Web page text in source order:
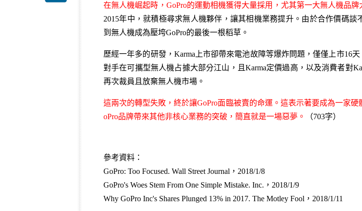
在無人機崛起時，GoPro的運動相機獲得大量採用，尤其第一大無人機品牌
2015年中，就積極尋求無人機夥伴，讓其相機業務提升。由於合作價碼談
到無人機成為壓垮GoPro的最後一根稻草。
歷經一年多的研發，Karma上市卻帶來電池故障等爆炸問題，僅僅上市16
對手在可攜型無人機占據大部分江山，且Karma定價過高，以及消費者對
再次裁員且放棄無人機市場。
這兩次的轉型失敗，終於讓GoPro面臨被賣的命運。這表示著要成為一家
oPro品牌帶來其他非核心業務的突破，簡直就是一場惡夢。
（703字）
參考資料：
GoPro: Too Focused. Wall Street Journal，2018/1/8
GoPro's Woes Stem From One Simple Mistake. Inc.，2018/1/9
Why GoPro Inc's Shares Plunged 13% in 2017. The Motley Fool，2018/1/11